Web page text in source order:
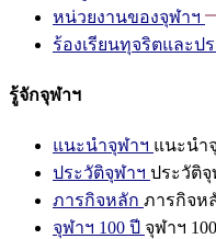
หน่วยงานของจุฬาฯ
ร้องเรียนทุจริตและป
รู้จักจุฬาฯ
แนะนำจุฬาฯ แนะนำ
ประวัติจุฬาฯ ประวัติจุ
ภารกิจหลัก ภารกิจห
จุฬาฯ 100 ปี จุฬาฯ